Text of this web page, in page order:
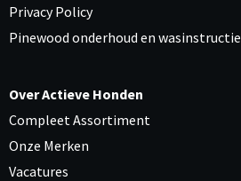
Privacy Policy
Pinewood onderhoud en wasinstructie
Over Actieve Honden
Compleet Assortiment
Onze Merken
Vacatures